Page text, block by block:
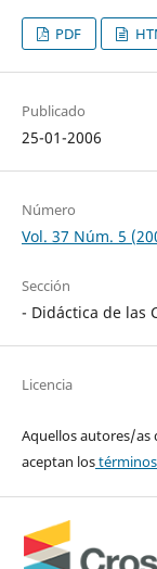
PDF
Publicado
25-01-2006
Número
Vol. 37 Núm. 5
Sección
- Didáctica de las
Licencia
Aquellos autores/as
aceptan los